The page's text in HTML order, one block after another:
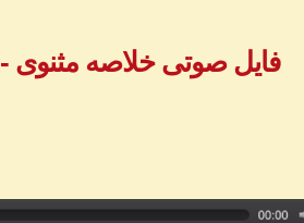
فایل صوتی خلاصه مثنوی - بخش ۲ -